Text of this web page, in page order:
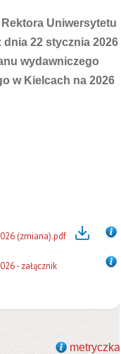
Uniwersytetu
22 stycznia 2026
wydawniczego
w Kielcach na 2026
(zmiana).pdf
- załącznik
metryczka